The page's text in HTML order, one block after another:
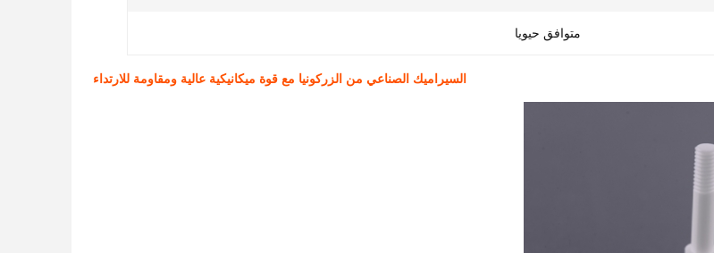
متوافق حيويا
السيراميك الصناعي من الزركونيا مع قوة ميكانيكية عالية ومقاومة للارتداء